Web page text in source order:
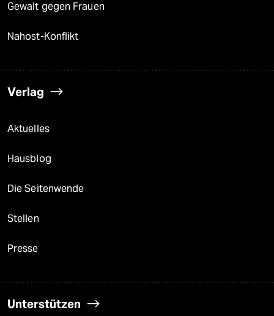
Gewalt gegen Frauen
Nahost-Konflikt
Verlag
Aktuelles
Hausblog
Die Seitenwende
Stellen
Presse
Unterstützen